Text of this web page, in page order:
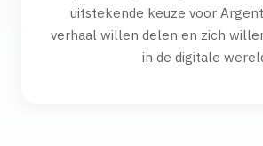
uitstekende keuze voor
verhaal willen delen en zich
in de digitale